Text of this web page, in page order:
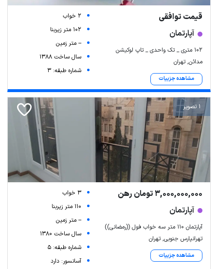
قیمت توافقی
آپارتمان
۱۰۲ متری _ تک واحدی _ تاپ لوکیشن
مدائن, تهران
مشاهده جزییات
2 خواب
102 متر زیربنا
-- متر زمین
سال ساخت 1388
شماره طبقه: 3
1 تصویر
3,000,000,000 تومان رهن
آپارتمان
آپارتمان 110 متر سه خواب فول ((رمضانی))
تهرانپارس جنوبی, تهران
مشاهده جزییات
3 خواب
110 متر زیربنا
-- متر زمین
سال ساخت 1380
شماره طبقه: 5
آسانسور: دارد